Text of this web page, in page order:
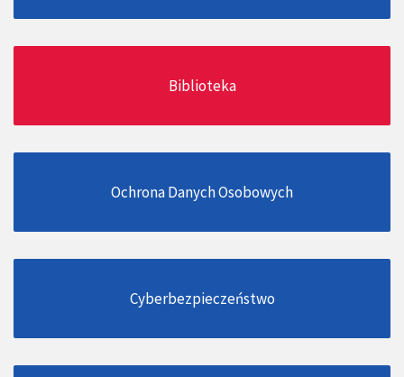
Biblioteka
Ochrona Danych Osobowych
Cyberbezpieczeństwo